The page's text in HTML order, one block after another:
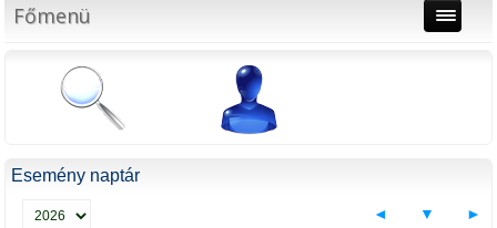
Főmenü
Esemény naptár
◄ ▼ ►